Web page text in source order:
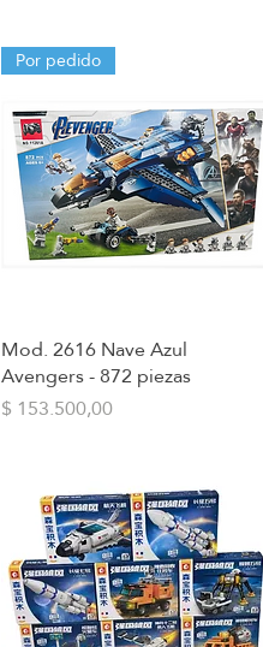
Vista rápida
Por pedido
Mod. 2616 Nave Azul
Avengers - 872 piezas
Precio
$ 153.500,00